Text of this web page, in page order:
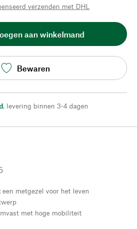
verzenden met DHL
aan winkelmand
Bewaren
, levering binnen 3-4 dagen
metgezel voor het leven
met hoge mobiliteit